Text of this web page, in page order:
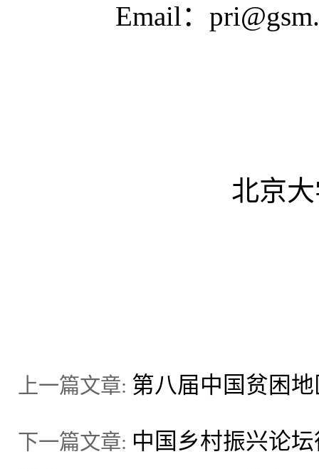
Email：
北京
上一篇文章: 第八届中国贫困
下一篇文章: 中国乡村振兴论